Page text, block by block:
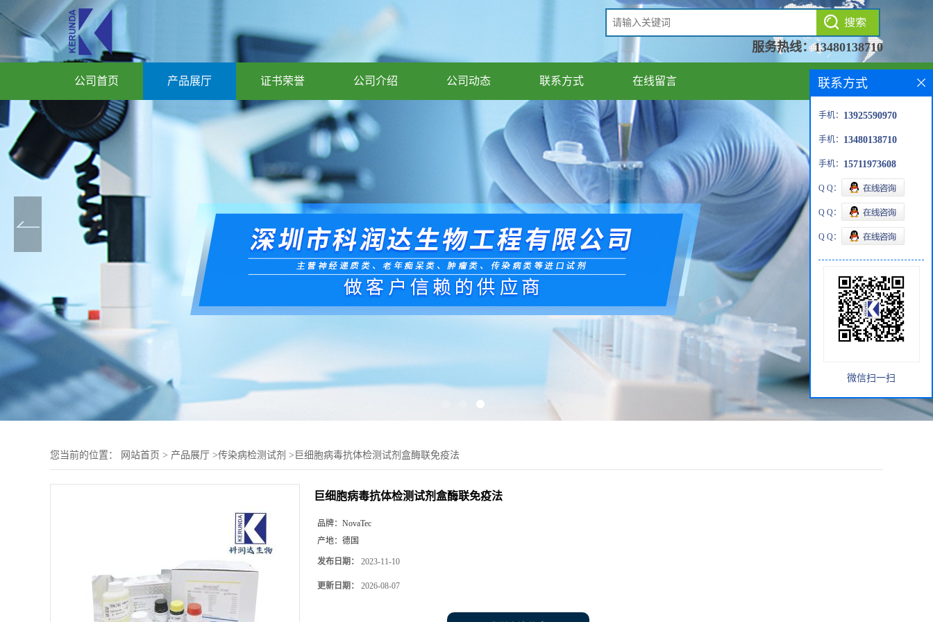
服务热线：13480138710
公司首页 产品展厅 证书荣誉 公司介绍 公司动态 联系方式 在线留言
您当前的位置： 网站首页 > 产品展厅 >传染病检测试剂 > 巨细胞病毒抗体检测试剂盒酶联免疫法
巨细胞病毒抗体检测试剂盒酶联免疫法
品牌： NovaTec
产地： 德国
发布日期： 2023-11-10
更新日期： 2026-08-07
联系方式
手机： 13925590970
手机： 13480138710
手机： 15711973608
Q Q：
Q Q：
Q Q：
微信扫一扫